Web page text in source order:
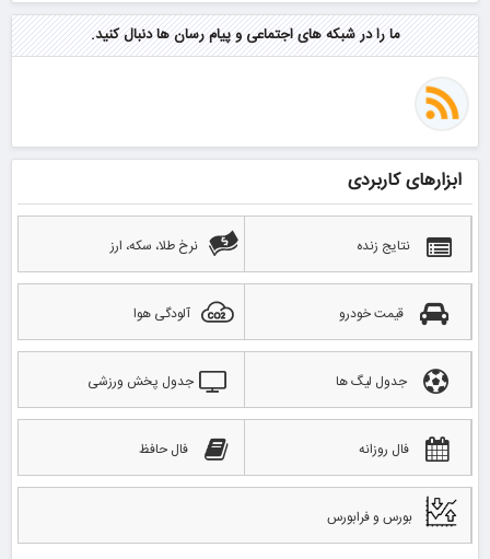
ما را در شبکه های اجتماعی و پیام رسان ها دنبال کنید.
ابزارهای کاربردی
نتایج زنده نرخ طلا، سکه، ارز
قیمت خودرو آلودگی هوا
جدول لیگ ها جدول پخش ورزشی
فال روزانه فال حافظ
بورس و فرابورس